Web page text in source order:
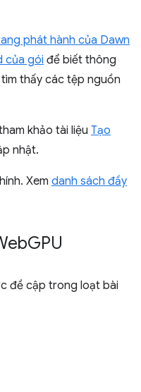
phát hành của Dawn
của gói để biết thông
thấy các tệp nguồn
khảo tài liệu Tạo
nhật.
Xem danh sách đầy
GPU
đề cập trong loạt bài